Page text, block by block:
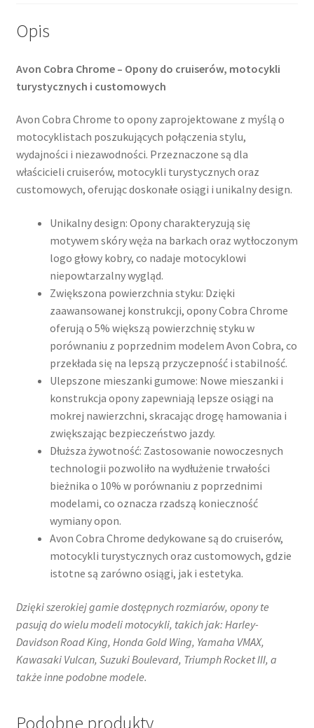
Opis
Avon Cobra Chrome – Opony do cruiserów, motocykli
turystycznych i customowych
Avon Cobra Chrome to opony zaprojektowane z myślą o
motocyklistach poszukujących połączenia stylu,
wydajności i niezawodności. Przeznaczone są dla
właścicieli cruiserów, motocykli turystycznych oraz
customowych, oferując doskonałe osiągi i unikalny design.​
Unikalny design: Opony charakteryzują się
motywem skóry węża na barkach oraz wytłoczonym
logo głowy kobry, co nadaje motocyklowi
niepowtarzalny wygląd.
Zwiększona powierzchnia styku: Dzięki
zaawansowanej konstrukcji, opony Cobra Chrome
oferują o 5% większą powierzchnię styku w
porównaniu z poprzednim modelem Avon Cobra, co
przekłada się na lepszą przyczepność i stabilność.
Ulepszone mieszanki gumowe: Nowe mieszanki i
konstrukcja opony zapewniają lepsze osiągi na
mokrej nawierzchni, skracając drogę hamowania i
zwiększając bezpieczeństwo jazdy.
Dłuższa żywotność: Zastosowanie nowoczesnych
technologii pozwoliło na wydłużenie trwałości
bieżnika o 10% w porównaniu z poprzednimi
modelami, co oznacza rzadszą konieczność
wymiany opon.
Avon Cobra Chrome dedykowane są do cruiserów,
motocykli turystycznych oraz customowych, gdzie
istotne są zarówno osiągi, jak i estetyka.
Dzięki szerokiej gamie dostępnych rozmiarów, opony te
pasują do wielu modeli motocykli, takich jak:​ Harley-
Davidson Road King, Honda Gold Wing, Yamaha VMAX,
Kawasaki Vulcan, Suzuki Boulevard, Triumph Rocket III, a
także inne podobne modele.
Podobne produkty